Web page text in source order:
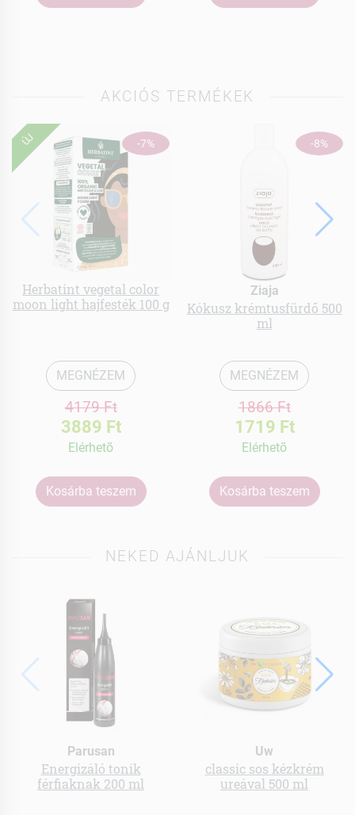
AKCIÓS TERMÉKEK
-7%
ÚJ
Herbatint vegetal color
moon light hajfesték 100 g
MEGNÉZEM
4179 Ft
3889 Ft
Elérhetõ
Kosárba teszem
-8%
Ziaja
Kókusz krémtusfürdő 500
ml
MEGNÉZEM
1866 Ft
1719 Ft
Elérhetõ
Kosárba teszem
NEKED AJÁNLJUK
Parusan
Energizáló tonik
férfiaknak 200 ml
Uw
classic sos kézkrém
ureával 500 ml